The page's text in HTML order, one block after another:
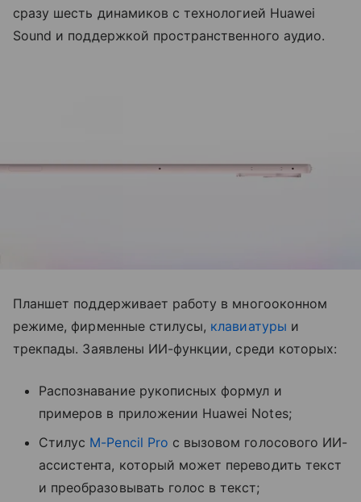
сразу шесть динамиков с технологией Huawei
Sound и поддержкой пространственного аудио.
Планшет поддерживает работу в многооконном
режиме, фирменные стилусы, клавиатуры и
трекпады. Заявлены ИИ-функции, среди которых:
Распознавание рукописных формул и
примеров в приложении Huawei Notes;
Стилус M-Pencil Pro с вызовом голосового ИИ-
ассистента, который может переводить текст
и преобразовывать голос в текст;